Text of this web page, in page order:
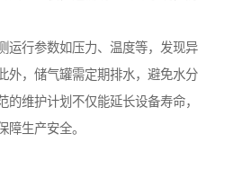
运行参数如压力、温度等，发现异
外，储气罐需定期排水，避免水分
的维护计划不仅能延长设备寿命，
障生产安全。